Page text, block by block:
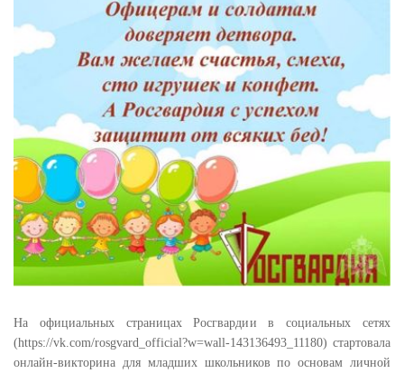
На официальных страницах Росгвардии в социальных сетях
(https://vk.com/rosgvard_official?w=wall-143136493_11180) стартовала
онлайн-викторина для младших школьников по основам личной